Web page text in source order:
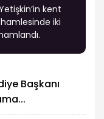
kent
iki
Başkanı